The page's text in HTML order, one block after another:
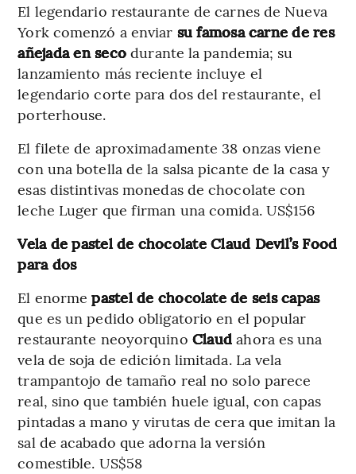
El legendario restaurante de carnes de Nueva
York comenzó a enviar su famosa carne de res
añejada en secodurante la pandemia; su
lanzamiento más reciente incluye el
legendario corte para dos del restaurante, el
porterhouse.
El filete de aproximadamente 38 onzas viene
con una botella de la salsa picante de la casa y
esas distintivas monedas de chocolate con
leche Luger que firman una comida. US$156
Vela de pastel de chocolate Claud Devil’s Food
para dos
El enormepastel de chocolate de seis capas
que es un pedido obligatorio en el popular
restaurante neoyorquino Claudahora es una
vela de soja de edición limitada. La vela
trampantojo de tamaño real no solo parece
real, sino que también huele igual, con capas
pintadas a mano y virutas de cera que imitan la
sal de acabado que adorna la versión
comestible. US$58